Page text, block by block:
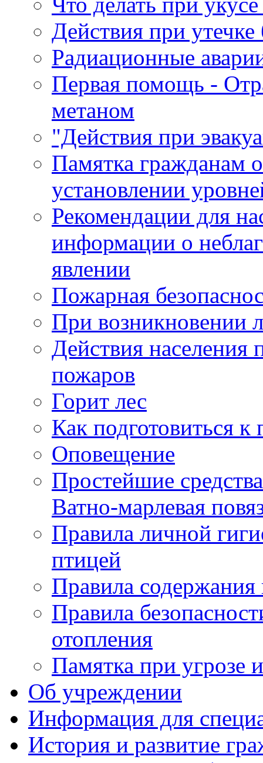
Действия при утечке
Радиационные
Первая помощь -
метаном
"Действия при
Памятка гражданам
установлении
Рекомендации для
информации о
явлении
Пожарная
При возникновении
Действия населения
пожаров
Горит лес
Как подготовиться к
Оповещение
Простейшие
Ватно-марлевая
Правила личной
птицей
Правила
Правила
отопления
Памятка при угрозе
Об учреждении
Информация для
История и развитие